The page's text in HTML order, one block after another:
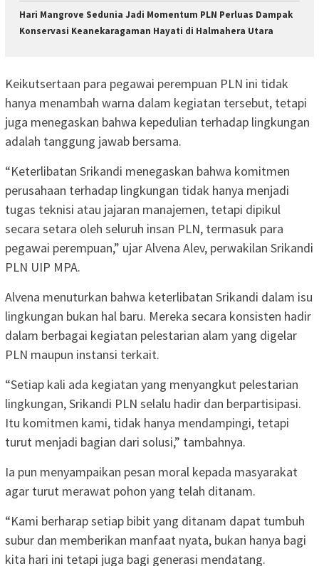
Hari Mangrove Sedunia Jadi Momentum PLN Perluas Dampak
Konservasi Keanekaragaman Hayati di Halmahera Utara
Keikutsertaan para pegawai perempuan PLN ini tidak
hanya menambah warna dalam kegiatan tersebut, tetapi
juga menegaskan bahwa kepedulian terhadap lingkungan
adalah tanggung jawab bersama.
“Keterlibatan Srikandi menegaskan bahwa komitmen
perusahaan terhadap lingkungan tidak hanya menjadi
tugas teknisi atau jajaran manajemen, tetapi dipikul
secara setara oleh seluruh insan PLN, termasuk para
pegawai perempuan,” ujar Alvena Alev, perwakilan Srikandi
PLN UIP MPA.
Alvena menuturkan bahwa keterlibatan Srikandi dalam isu
lingkungan bukan hal baru. Mereka secara konsisten hadir
dalam berbagai kegiatan pelestarian alam yang digelar
PLN maupun instansi terkait.
“Setiap kali ada kegiatan yang menyangkut pelestarian
lingkungan, Srikandi PLN selalu hadir dan berpartisipasi.
Itu komitmen kami, tidak hanya mendampingi, tetapi
turut menjadi bagian dari solusi,” tambahnya.
Ia pun menyampaikan pesan moral kepada masyarakat
agar turut merawat pohon yang telah ditanam.
“Kami berharap setiap bibit yang ditanam dapat tumbuh
subur dan memberikan manfaat nyata, bukan hanya bagi
kita hari ini tetapi juga bagi generasi mendatang.